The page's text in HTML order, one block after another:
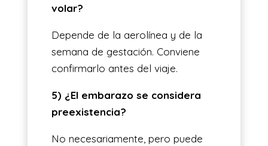
volar?
Depende de la aerolínea y de la
semana de gestación. Conviene
confirmarlo antes del viaje.
5) ¿El embarazo se considera
preexistencia?
No necesariamente, pero puede